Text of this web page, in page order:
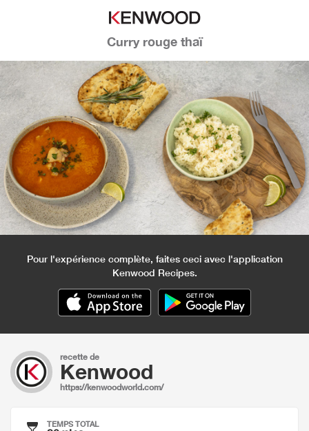
Curry rouge thaï
Pour l'expérience complète, faites ceci avec l'application
Kenwood Recipes.
recette de
Kenwood
https://kenwoodworld.com/
TEMPS TOTAL